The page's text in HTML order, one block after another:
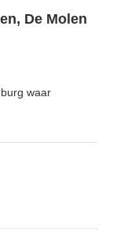
De Molen
waar